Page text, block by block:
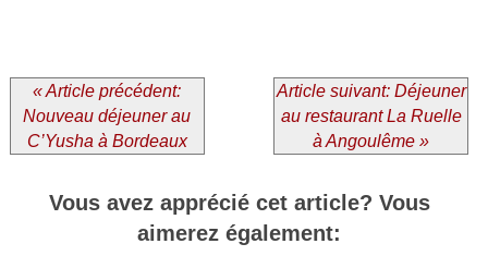
« Article précédent:
Nouveau déjeuner au
C’Yusha à Bordeaux
Article suivant: Déjeuner
au restaurant La Ruelle
à Angoulême »
Vous avez apprécié cet article? Vous
aimerez également: